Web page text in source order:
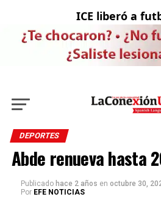
ICE liberó a
DEPORTES
Abde renueva hasta
Publicado hace 2 años en octubre 30,
Por EFE NOTICIAS